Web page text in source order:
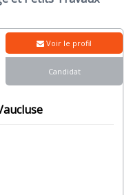
Voir le profil
Candidat